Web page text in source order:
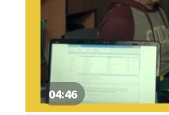
04:46